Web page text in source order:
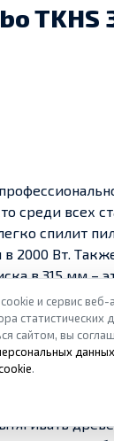
TKHS
среди всех
спилит
2000 Вт.
в 315 мм –
диск.
ДСП и
нужны
в
и сервис веб-
статистических
сайтом, вы
данных
.